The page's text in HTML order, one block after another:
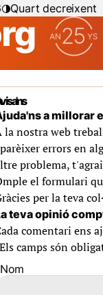
Quart decreixent
a millorar
la nostra web
errors en
problema,
el formulari
per la teva
teva opinió
comentari ens
camps són
Nom